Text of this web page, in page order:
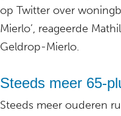
op Twitter over
Mierlo’, reageerde
Geldrop-Mierlo.
Steeds meer 65-
Steeds meer ouderen